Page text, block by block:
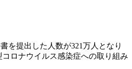
を提出した人数が321万人となり
ロナウイルス感染症への取り組み